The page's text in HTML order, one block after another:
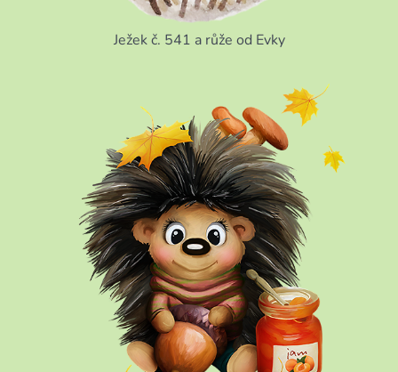
Ježek č. 541 a růže od Evky